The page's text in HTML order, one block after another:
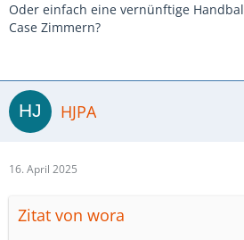
Oder einfach eine vernünftige
Case Zimmern?
HJPA
16. April 2025
Zitat von wora